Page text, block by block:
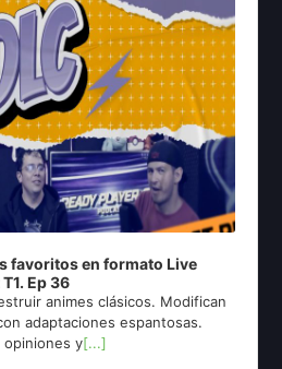
favoritos en formato Live
Ep 36
animes clásicos. Modifican
adaptaciones espantosas.
opiniones y[...]